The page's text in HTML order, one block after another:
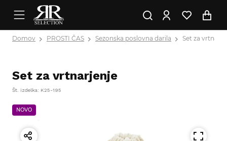
Domov PROSTI ČAS Sezonska poslovna darila Set za
Set za vrtnarjenje
Št. izdelka: K25-195
NOVO